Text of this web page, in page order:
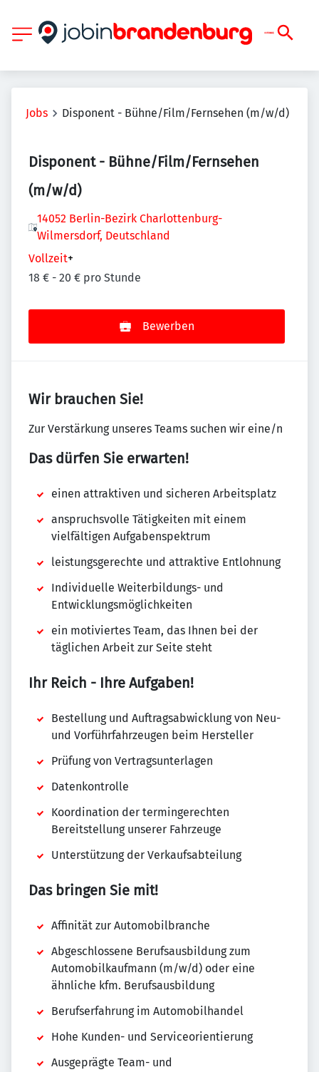
Jobs Disponent - Bühne/Film/Fernsehen (m/w/d)
Disponent - Bühne/Film/Fernsehen
(m/w/d)
14052 Berlin-Bezirk Charlottenburg-
Wilmersdorf, Deutschland
Vollzeit+
18 € - 20 € pro Stunde
Bewerben
Wir brauchen Sie!
Zur Verstärkung unseres Teams suchen wir eine/n
Das dürfen Sie erwarten!
einen attraktiven und sicheren Arbeitsplatz
anspruchsvolle Tätigkeiten mit einem
vielfältigen Aufgabenspektrum
leistungsgerechte und attraktive Entlohnung
Individuelle Weiterbildungs- und
Entwicklungsmöglichkeiten
ein motiviertes Team, das Ihnen bei der
täglichen Arbeit zur Seite steht
Ihr Reich - Ihre Aufgaben!
Bestellung und Auftragsabwicklung von Neu-
und Vorführfahrzeugen beim Hersteller
Prüfung von Vertragsunterlagen
Datenkontrolle
Koordination der termingerechten
Bereitstellung unserer Fahrzeuge
Unterstützung der Verkaufsabteilung
Das bringen Sie mit!
Affinität zur Automobilbranche
Abgeschlossene Berufsausbildung zum
Automobilkaufmann (m/w/d) oder eine
ähnliche kfm. Berufsausbildung
Berufserfahrung im Automobilhandel
Hohe Kunden- und Serviceorientierung
Ausgeprägte Team- und